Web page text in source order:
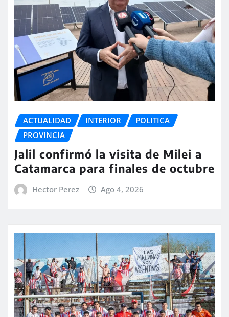
ACTUALIDAD INTERIOR
POLITICA
PROVINCIA
Jalil confirmó la visita de Milei a
Catamarca para finales de octubre
Hector Perez Ago 4, 2026